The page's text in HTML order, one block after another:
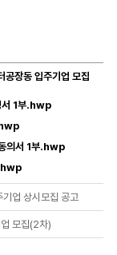
공장동 입주기업 모집
서 1부.hwp
의서 1부.hwp
업 상시모집 공고
모집(2차)